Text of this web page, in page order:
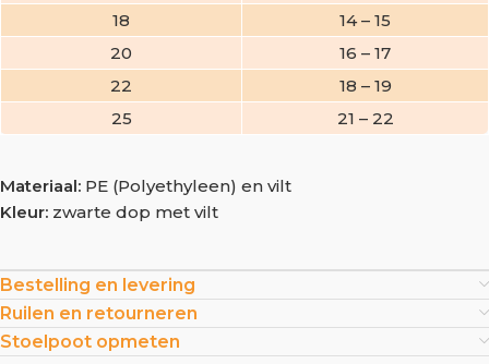
18
14 – 15
20
16 – 17
22
18 – 19
25
21 – 22
Materiaal: PE (Polyethyleen) en vilt
Kleur: zwarte dop met vilt
Bestelling en levering
Ruilen en retourneren
Stoelpoot opmeten